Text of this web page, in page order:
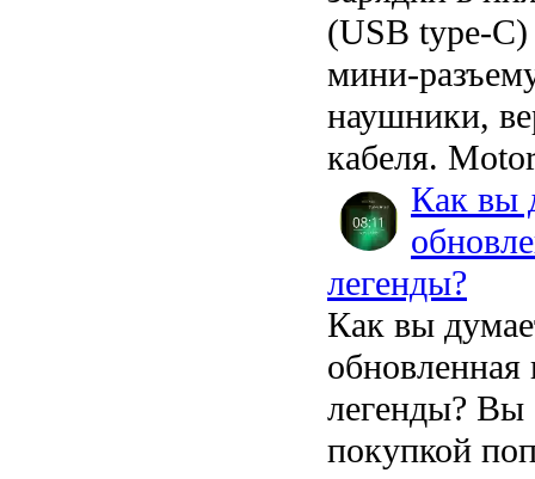
(USB type-
мини-
наушники,
кабеля.
Как вы
легенды?
Как вы
легенды? Вы
покупкой